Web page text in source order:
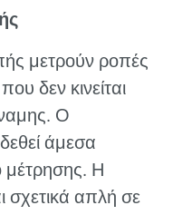
μετρούν ροπές
δεν κινείται
Ο
άμεσα
μέτρησης. Η
σχετικά απλή σε